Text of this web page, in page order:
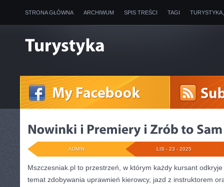
STRONA GŁÓWNA ARCHIWUM SPIS TREŚCI TAGI
LIS - 23 - 2025
ADMIN
Mszczesniak.pl to przestrzeń, w którym każdy kursant
temat zdobywania uprawnień kierowcy, jazd z instruktorem